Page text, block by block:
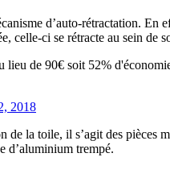
d’auto-rétractation.
celle-ci se rétracte au sein de
lieu de 90€ soit 52%
2018
la toile, il s’agit des pièces
d’aluminium trempé.